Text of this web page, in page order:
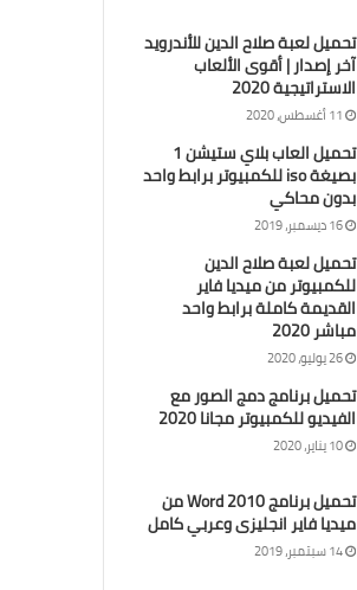
تحميل لعبة صلاح الدين للأندرويد
آخر إصدار | أقوى الألعاب
الاستراتيجية 2020
11 أغسطس، 2020
تحميل العاب بلاي ستيشن 1
بصيغة iso للكمبيوتر برابط واحد
بدون محاكي
16 ديسمبر، 2019
تحميل لعبة صلاح الدين
للكمبيوتر من ميديا فاير
القديمة كاملة برابط واحد
مباشر 2020
26 يوليو، 2020
تحميل برنامج دمج الصور مع
الفيديو للكمبيوتر مجانا 2020
10 يناير، 2020
تحميل برنامج Word 2010 من
ميديا فاير انجليزى وعربي كامل
14 سبتمبر، 2019